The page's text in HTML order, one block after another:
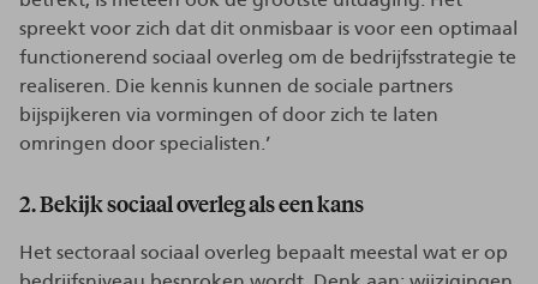
spreekt voor zich dat dit onmisbaar is voor een optimaal
functionerend sociaal overleg om de bedrijfsstrategie te
realiseren. Die kennis kunnen de sociale partners
bijspijkeren via vormingen of door zich te laten
omringen door specialisten.’
2. Bekijk sociaal overleg als een kans
Het sectoraal sociaal overleg bepaalt meestal wat er op